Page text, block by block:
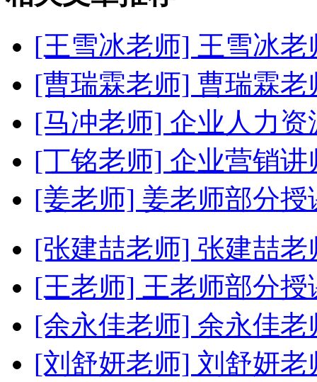
[王雪冰老师] 王雪冰老
[曹瑞霖老师] 曹瑞霖老
[马冲老师] 企业人力
[丁铭老师] 企业营销
[姜老师] 姜老师部分授
[张建喆老师] 张建喆老
[王老师] 王老师部分
[余永佳老师] 余永佳老
[刘舒妍老师] 刘舒妍老